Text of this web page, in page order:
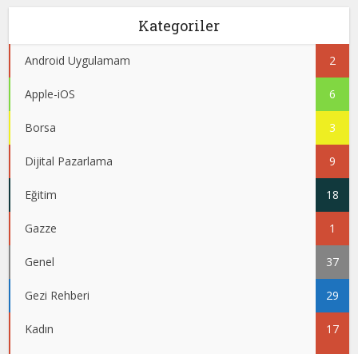
Kategoriler
Android Uygulamam 2
Apple-iOS 6
Borsa 3
Dijital Pazarlama 9
Eğitim 18
Gazze 1
Genel 37
Gezi Rehberi 29
Kadın 17